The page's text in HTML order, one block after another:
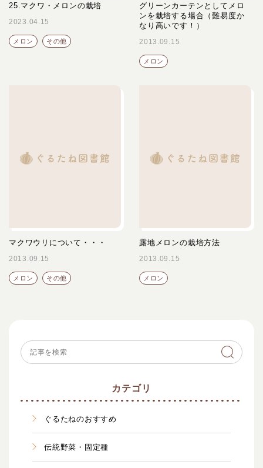
カテゴリ
ぐるたねのおすすめ
伝統野菜・固定種
25.マクワ・メロンの栽培
2023.04.15
メロン その他
グリーンカーテンとしてメロ
ンを栽培する場合（難易度か
なり高いです！）
2013.09.15
メロン
マクワウリについて・・・
2013.09.15
メロン その他
露地メロンの栽培方法
2013.09.15
メロン